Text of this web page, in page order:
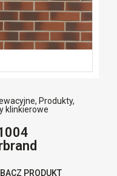
, Produkty,
klinkierowe
PRODUKT